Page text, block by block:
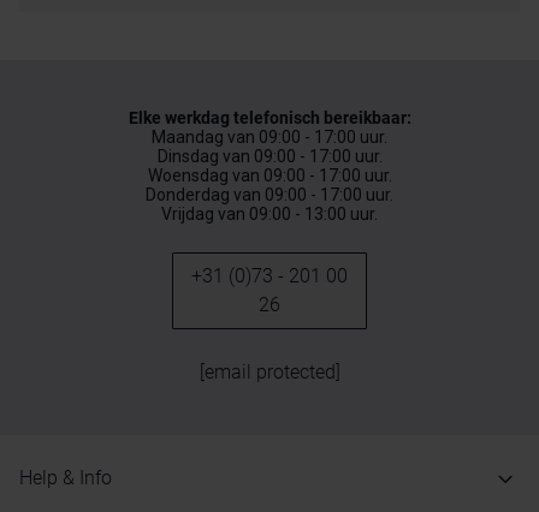
Elke werkdag telefonisch bereikbaar:
Maandag van 09:00 - 17:00 uur.
Dinsdag van 09:00 - 17:00 uur.
Woensdag van 09:00 - 17:00 uur.
Donderdag van 09:00 - 17:00 uur.
Vrijdag van 09:00 - 13:00 uur.
+31 (0)73 - 201 00
26
[email protected]
Help & Info